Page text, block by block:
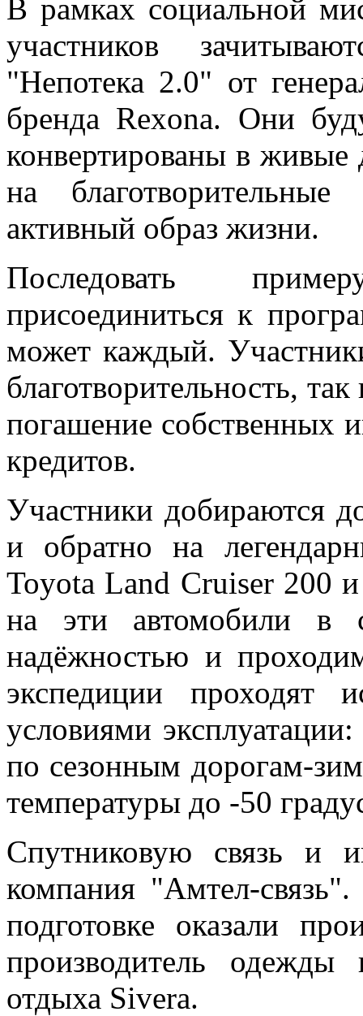
В рамках социальной
участников
"Непотека 2.0" от
бренда Rexona. Они
конвертированы в живые
на
активный образ жизни.
Последовать
присоединиться к
может каждый.
благотворительность,
погашение собственных
кредитов.
Участники добираются
и обратно на
Toyota Land Cruiser 200
на эти автомобили в
надёжностью и
экспедиции проходят
условиями
по сезонным дорогам-
температуры до -50
Спутниковую связь и
компания "Амтел-
подготовке оказали
производитель
отдыха Sivera.